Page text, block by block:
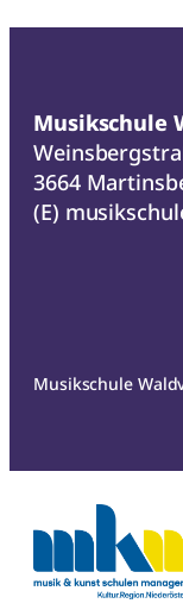
Musikschule
3664
(E)
Musikschule